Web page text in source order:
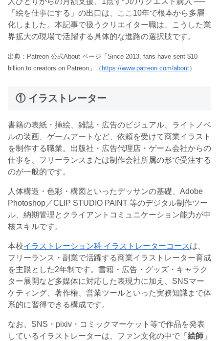
「絵を仕事にする」の出口は、ここ10年で根本から多層
化しました。本記事で扱うクリエイター職は、こうした業
界拡大の現場で活躍する具体的な進路の選択肢です。
出典：Patreon 公式About ページ「Since 2013, fans have sent $10
billion to creators on Patreon」（ https://www.patreon.com/about）
① イラストレーター
書籍の表紙・挿絵、雑誌・広告のビジュアル、ライトノベ
ルの装画、ゲームアートなど、依頼を受けて商業イラスト
を制作する職業。出版社・広告代理店・ゲーム会社からの
仕事を、フリーランスまたは制作会社所属の形で受注する
のが一般的です。
人体構造・色彩・構図といったデッサンの基礎、Adobe
Photoshop／CLIP STUDIO PAINT 等のデジタル制作ツー
ル、納期管理とクライアントコミュニケーション能力が中
核スキルです。
本校イラストレーション科 イラストレーターコースは、
フリーランス・副業で活躍する商業イラストレーター育成
を主眼とした2年制です。書籍・広告・グッズ・キャラク
ター展開など多媒体に対応した表現力に加え、SNSマー
ケティング、著作権、営業ツールといった実務知識まで体
系的に習得できる構成です。
なお、SNS・pixiv・コミックマーケット等で作品を発表
しているイラストレーターは、ファン文化の中で「 絵師 」